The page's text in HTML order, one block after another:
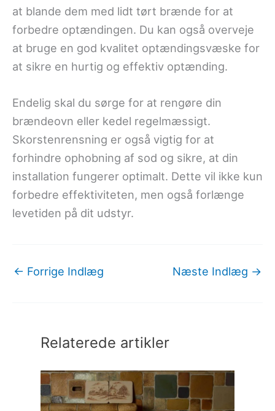
at blande dem med lidt tørt brænde for at
forbedre optændingen. Du kan også overveje
at bruge en god kvalitet optændingsvæske for
at sikre en hurtig og effektiv optænding.
Endelig skal du sørge for at rengøre din
brændeovn eller kedel regelmæssigt.
Skorstenrensning er også vigtig for at
forhindre ophobning af sod og sikre, at din
installation fungerer optimalt. Dette vil ikke kun
forbedre effektiviteten, men også forlænge
levetiden på dit udstyr.
← Forrige Indlæg Næste Indlæg →
Relaterede artikler